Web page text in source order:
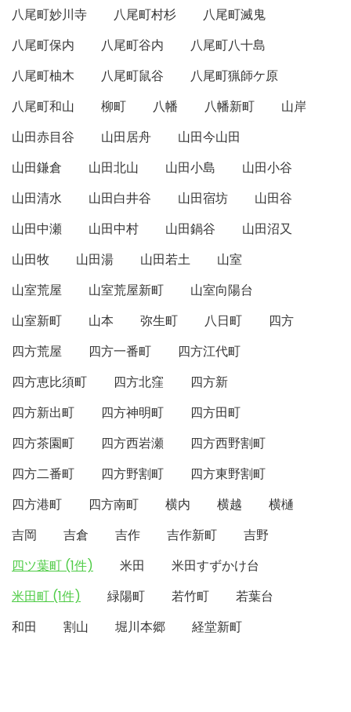
八尾町妙川寺
八尾町村杉
八尾町滅鬼
八尾町保内
八尾町谷内
八尾町八十島
八尾町柚木
八尾町鼠谷
八尾町猟師ケ原
八尾町和山
柳町 八幡 八幡新町
山岸
山田赤目谷
山田居舟
山田今山田
山田鎌倉
山田北山 山田小島
山田小谷
山田清水
山田白井谷 山田宿坊
山田谷
山田中瀬
山田中村 山田鍋谷
山田沼又
山田牧
山田湯 山田若土
山室
山室荒屋
山室荒屋新町
山室向陽台
山室新町
山本 弥生町 八日町
四方
四方荒屋
四方一番町
四方江代町
四方恵比須町
四方北窪
四方新
四方新出町
四方神明町
四方田町
四方茶園町
四方西岩瀬
四方西野割町
四方二番町
四方野割町
四方東野割町
四方港町
四方南町 横内 横越
横樋
吉岡
吉倉 吉作 吉作新町
吉野
四ツ葉町 (1件)
米田
米田すずかけ台
米田町 (1件)
緑陽町 若竹町
若葉台
和田
割山 堀川本郷 経堂新町